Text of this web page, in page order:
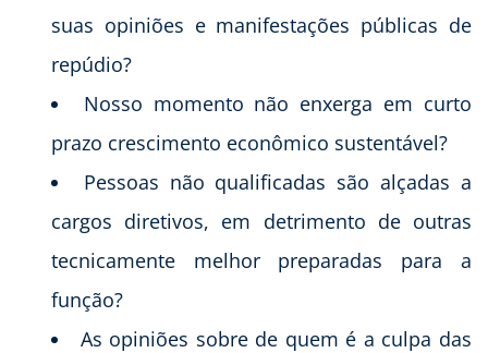
suas opiniões e manifestações públicas de
repúdio?
Nosso momento não enxerga em curto
prazo crescimento econômico sustentável?
Pessoas não qualificadas são alçadas a
cargos diretivos, em detrimento de outras
tecnicamente melhor preparadas para a
função?
As opiniões sobre de quem é a culpa das